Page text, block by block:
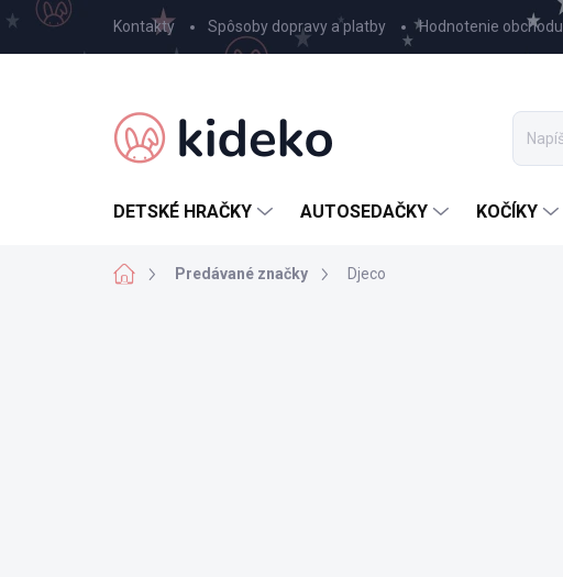
Prejsť
na
obsah
Kontakty Spôsoby dopravy a platby Hodnotenie obchodu
DETSKÉ HRAČKY AUTOSEDAČKY KOČÍKY
DomovPredávané značky Djeco